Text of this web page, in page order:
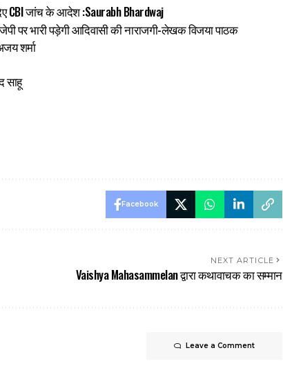
CBI जांच के आदेश :Saurabh Bhardwaj
पर भारी पड़ेगी आदिवासी की नाराजगी-लेखक विजया पाठक
शर्मा
साहू
Facebook
NEXT ARTICLE
Vaishya Mahasammelan द्वारा कथावाचक का सम्मान
Leave a Comment